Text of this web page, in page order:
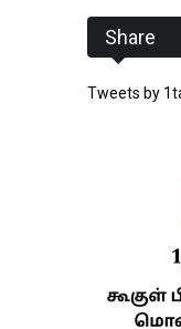
Share
Tweets by